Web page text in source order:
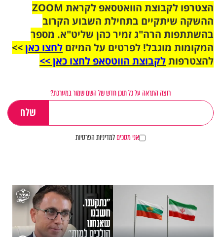
הצטרפו לקבוצת הוואטסאפ לקראת ZOOM
ההשקה שיתקיים בתחילת השבוע הקרוב
בהשתתפות הרה"ג זמיר כהן שליט"א. מספר
המקומות מוגבל! לפרטים על המיזם לחצו כאן>>
להצטרפותלקבוצת הווטסאפ לחצו כאן >>
רוצה התראה על כל תוכן חדש של השם שמור במערכת?
אני מסכיםלמדיניות הפרטיות